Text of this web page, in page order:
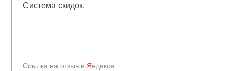
Ссылка на отзыв в Яндексе
Система скидок.